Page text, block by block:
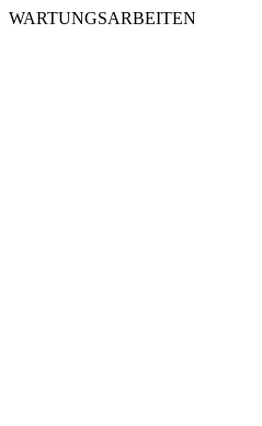
WARTUNGSARBEITEN